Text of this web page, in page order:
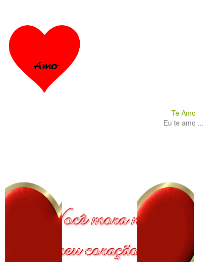
Te Amo
Eu te amo ...